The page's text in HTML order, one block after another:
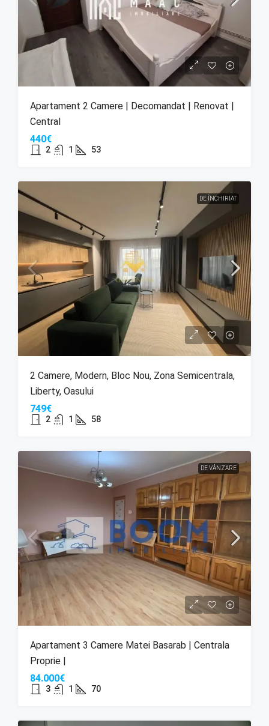
Apartament 2 Camere | Decomandat | Renovat |
Central
440€
2 1 53
DE ÎNCHIRIAT
2 Camere, Modern, Bloc Nou, Zona Semicentrala,
Liberty, Oasului
749€
2 1 58
DE VÂNZARE
Apartament 3 Camere Matei Basarab | Centrala
Proprie |
84.000€
3 1 70